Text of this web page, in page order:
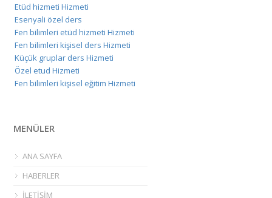
Etüd hizmeti Hizmeti
Esenyali özel ders
Fen bilimleri etüd hizmeti Hizmeti
Fen bilimleri kişisel ders Hizmeti
Küçük gruplar ders Hizmeti
Özel etud Hizmeti
Fen bilimleri kişisel eğitim Hizmeti
MENÜLER
ANA SAYFA
HABERLER
İLETİŞİM